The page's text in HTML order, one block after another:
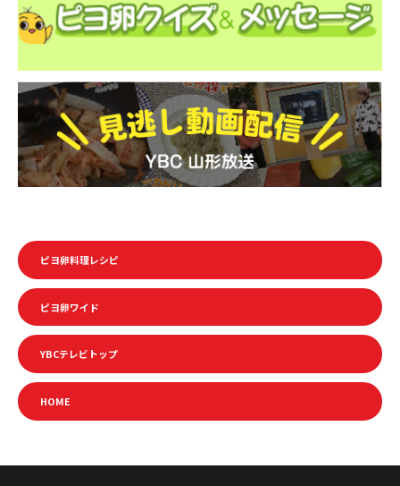
ピヨ卵料理レシピ
ピヨ卵ワイド
YBCテレビトップ
HOME